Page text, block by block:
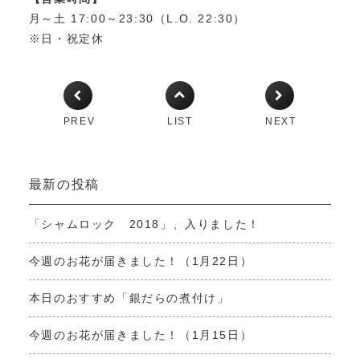
月～土 17:00～23:30（L.O. 22:30）
※日・祝定休
PREV LIST NEXT
最新の投稿
「シャムロック 2018」、入りました！
今週のお花が届きました！（1月22日）
本日のおすすめ「銀だらの煮付け」
今週のお花が届きました！（1月15日）